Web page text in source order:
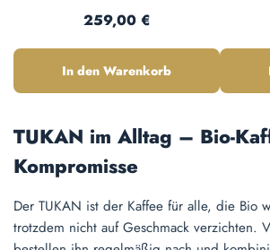
Regulärer Preis:
259,00 €
In den Warenkorb
TUKAN im Alltag – Bio-
Kompromisse
Der TUKAN ist der Kaffee für alle, die Bio
trotzdem nicht auf Geschmack verzichten.